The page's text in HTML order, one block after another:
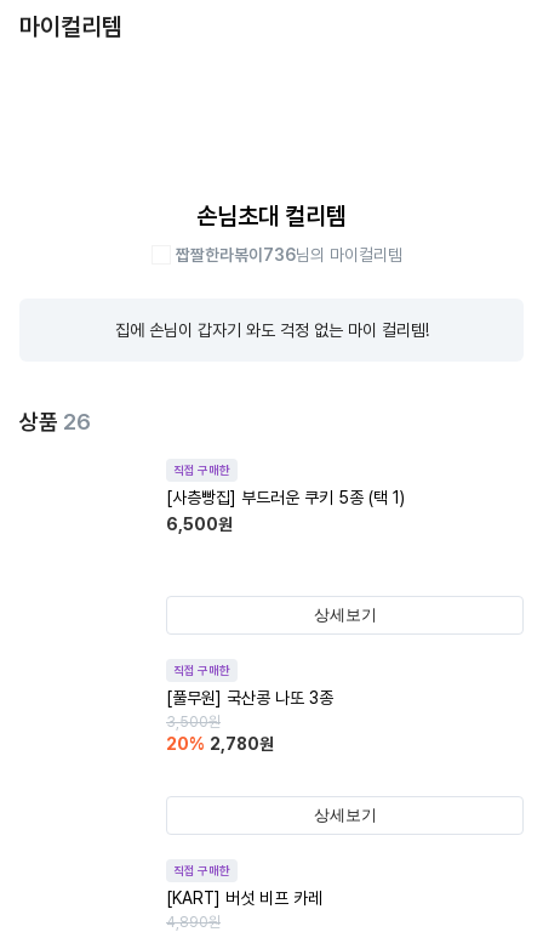
마이컬리템
손님초대 컬리템
짭짤한라볶이736님의 마이컬리템
집에 손님이 갑자기 와도 걱정 없는 마이 컬리템!
상품 26
직접 구매한
[사층빵집] 부드러운 쿠키 5종 (택 1)
6,500원
상세보기
직접 구매한
[풀무원] 국산콩 나또 3종
3,500원
20% 2,780원
상세보기
직접 구매한
[KART] 버섯 비프 카레
4,890원